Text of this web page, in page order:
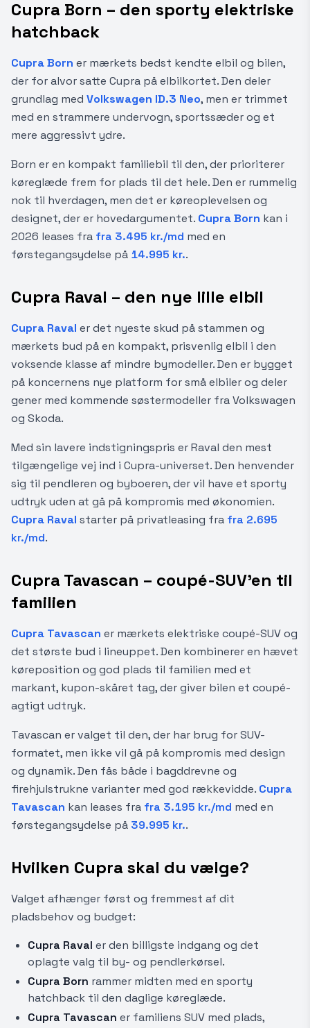
Cupra Born – den sporty elektriske
hatchback
Cupra Born er mærkets bedst kendte elbil og bilen,
der for alvor satte Cupra på elbilkortet. Den deler
grundlag med Volkswagen ID.3 Neo, men er trimmet
med en strammere undervogn, sportssæder og et
mere aggressivt ydre.
Born er en kompakt familiebil til den, der prioriterer
køreglæde frem for plads til det hele. Den er rummelig
nok til hverdagen, men det er køreoplevelsen og
designet, der er hovedargumentet. Cupra Born kan i
2026 leases fra fra 3.495 kr./md med en
førstegangsydelse på 14.995 kr..
Cupra Raval – den nye lille elbil
Cupra Raval er det nyeste skud på stammen og
mærkets bud på en kompakt, prisvenlig elbil i den
voksende klasse af mindre bymodeller. Den er bygget
på koncernens nye platform for små elbiler og deler
gener med kommende søstermodeller fra Volkswagen
og Skoda.
Med sin lavere indstigningspris er Raval den mest
tilgængelige vej ind i Cupra-universet. Den henvender
sig til pendleren og byboeren, der vil have et sporty
udtryk uden at gå på kompromis med økonomien.
Cupra Raval starter på privatleasing fra fra 2.695
kr./md.
Cupra Tavascan – coupé-SUV'en til
familien
Cupra Tavascan er mærkets elektriske coupé-SUV og
det største bud i lineuppet. Den kombinerer en hævet
køreposition og god plads til familien med et
markant, kupon-skåret tag, der giver bilen et coupé-
agtigt udtryk.
Tavascan er valget til den, der har brug for SUV-
formatet, men ikke vil gå på kompromis med design
og dynamik. Den fås både i bagddrevne og
firehjulstrukne varianter med god rækkevidde. Cupra
Tavascan kan leases fra fra 3.195 kr./md med en
førstegangsydelse på 39.995 kr..
Hvilken Cupra skal du vælge?
Valget afhænger først og fremmest af dit
pladsbehov og budget:
Cupra Raval er den billigste indgang og det
oplagte valg til by- og pendlerkørsel.
Cupra Born rammer midten med en sporty
hatchback til den daglige køreglæde.
Cupra Tavascan er familiens SUV med plads,